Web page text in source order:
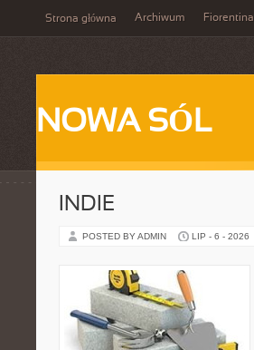
Strona główna Archiwum Fiorentina
NOWA SÓL
INDIE
POSTED BY ADMIN LIP - 6 - 2026